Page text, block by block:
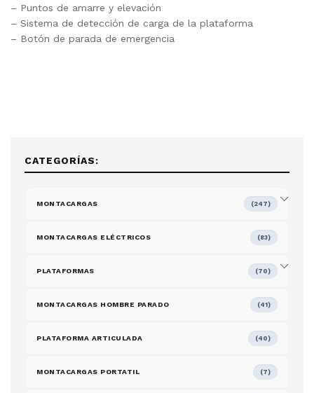
– Puntos de amarre y elevación
– Sistema de detección de carga de la plataforma
– Botón de parada de emergencia
CATEGORÍAS:
MONTACARGAS (247)
MONTACARGAS ELÉCTRICOS (83)
PLATAFORMAS (70)
MONTACARGAS HOMBRE PARADO (41)
PLATAFORMA ARTICULADA (40)
MONTACARGAS PORTATIL (7)